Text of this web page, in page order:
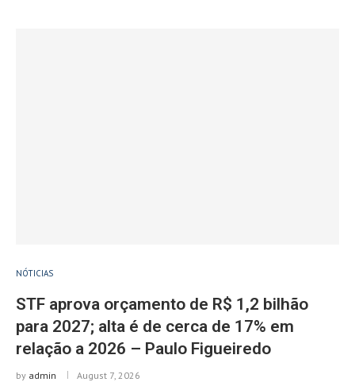
NÓTICIAS
STF aprova orçamento de R$ 1,2 bilhão
para 2027; alta é de cerca de 17% em
relação a 2026 – Paulo Figueiredo
by admin August 7, 2026